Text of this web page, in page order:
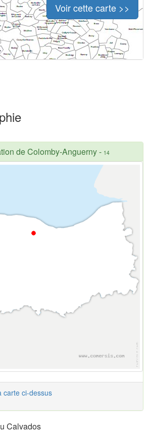
Voir cette carte >>
de Colomby-Anguerny- 14
carte ci-dessus
Calvados